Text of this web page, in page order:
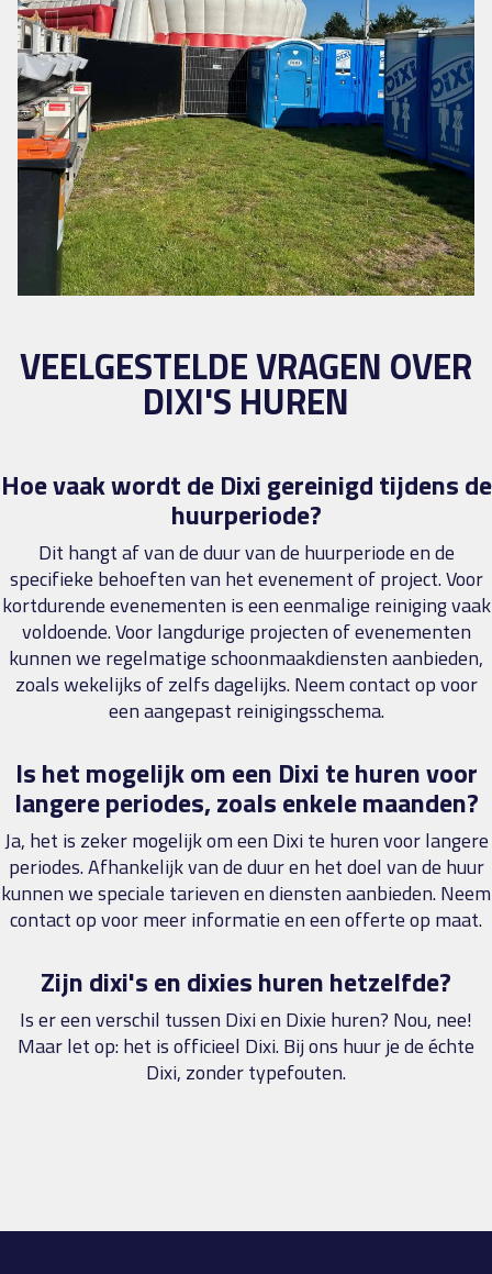
VEELGESTELDE VRAGEN OVER
DIXI'S HUREN
Hoe vaak wordt de Dixi gereinigd tijdens de
huurperiode?
Dit hangt af van de duur van de huurperiode en de
specifieke behoeften van het evenement of project. Voor
kortdurende evenementen is een eenmalige reiniging vaak
voldoende. Voor langdurige projecten of evenementen
kunnen we regelmatige schoonmaakdiensten aanbieden,
zoals wekelijks of zelfs dagelijks. Neem contact op voor
een aangepast reinigingsschema.
Is het mogelijk om een Dixi te huren voor
langere periodes, zoals enkele maanden?
Ja, het is zeker mogelijk om een Dixi te huren voor langere
periodes. Afhankelijk van de duur en het doel van de huur
kunnen we speciale tarieven en diensten aanbieden. Neem
contact op voor meer informatie en een offerte op maat.
Zijn dixi's en dixies huren hetzelfde?
Is er een verschil tussen Dixi en Dixie huren? Nou, nee!
Maar let op: het is officieel Dixi. Bij ons huur je de échte
Dixi, zonder typefouten.